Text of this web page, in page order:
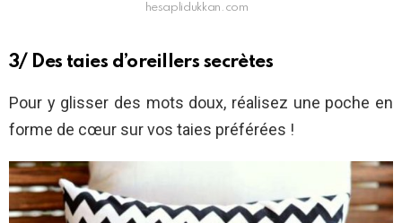
hesaplidukkan.com
3/ Des taies d’oreillers secrètes
Pour y glisser des mots doux, réalisez une poche en
forme de cœur sur vos taies préférées !